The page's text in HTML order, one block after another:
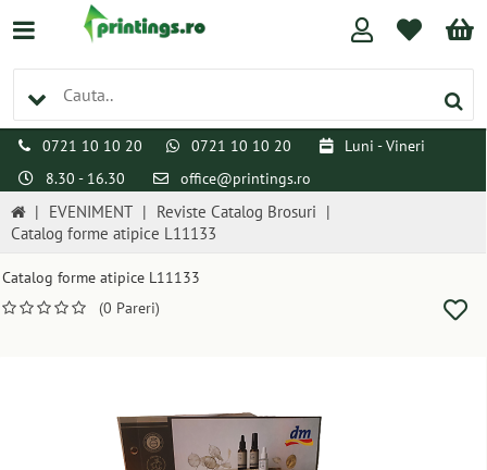
0721 10 10 20 0721 10 10 20
Luni - Vineri
8.30 - 16.30
office@printings.ro
| EVENIMENT | Reviste Catalog Brosuri |
Catalog forme atipice L11133
Catalog forme atipice L11133
(0 Pareri)